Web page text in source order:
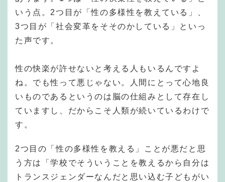
いう点。2つ目が「性の多様性を教えている」、
3つ目が「社会変革をそそのかしている」といっ
た声です。
性の快楽が許せないと考える人もいるんですよ
ね。でも性って悪じゃない。人間にとって心地良
いものであるというのは脳の仕組みとして存在し
ていますし、だからこそ人類が続いているわけで
す。
2つ目の「性の多様性を教える」ことが悪だと思
う方は「学校でそういうことを教えるから自分は
トランスジェンダーなんだと思い込む子どもがい